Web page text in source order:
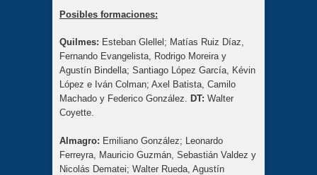
Posibles formaciones:
Quilmes: Esteban Glellel; Matías Ruiz Díaz,
Fernando Evangelista, Rodrigo Moreira y
Agustín Bindella; Santiago López García, Kévin
López e Iván Colman; Axel Batista, Camilo
Machado y Federico González. DT: Walter
Coyette.
Almagro: Emiliano González; Leonardo
Ferreyra, Mauricio Guzmán, Sebastián Valdez y
Nicolás Dematei; Walter Rueda, Agustín